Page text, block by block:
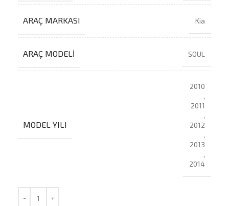
ARAÇ MARKASI Kia
ARAÇ MODELI SOUL
MODEL YILI
2010
,
2011
,
2012
,
2013
,
2014